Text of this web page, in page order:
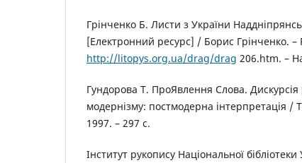
Грінченко Б. Листи з України
[Електронний ресурс] / Борис Грінченко. –
http://litopys.org.ua/drag/drag 206.htm. –
Гундорова Т. ПроЯвлення Слова. Дискурсія
модернізму: постмодерна інтерпретація /
1997. – 297 с.
Інститут рукопису Національної бібліотеки